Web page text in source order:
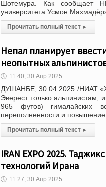
Шотемура. Как сообщает
университета Усмон
Прочитать полный текст ▸
Непал планирует
неопытных
🕔 11:40, 30.Апр 2025
ДУШАНБЕ, 30.04.2025 /НИАТ
Эверест только
965 футов) гималайских
переполненности и
Прочитать полный текст ▸
IRAN EXPO 2025.
технологий Ирана
🕔 11:27, 30.Апр 2025